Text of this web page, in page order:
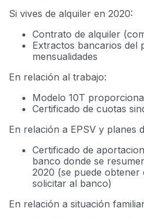
Si vives de alquiler en 2020:
Contrato de alquiler
Extractos bancarios del
mensualidades
En relación al trabajo:
Modelo 10T
Certificado de cuotas
En relación a EPSV y planes
Certificado de
banco donde se
2020 (se puede obtener
solicitar al banco)
En relación a situación